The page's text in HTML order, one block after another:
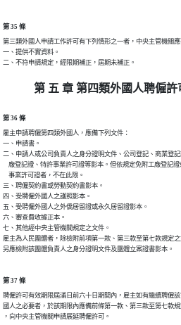
第 35 條
第三類外國人申請工作許可有下列情形之一者，中央主管機關應
一、提供不實資料。
二、不符申請規定，經限期補正，屆期未補正。
第 五 章 第四類外國人聘僱許
第 36 條
雇主申請聘僱第四類外國人，應備下列文件：
一、申請書。
二、申請人或公司負責人之身分證明文件、公司登記、商業登
廠登記證、特許事業許可證等影本。但依規定免附工廠登記
    事業許可證者，不在此限。
三、聘僱契約書或勞動契約書影本。
四、受聘僱外國人之護照影本。
五、受聘僱外國人之外僑居留證或永久居留證影本。
六、審查費收據正本。
七、其他經中央主管機關規定之文件。
雇主為人民團體者，除檢附前項第一款、第三款至第七款規定之
另應檢附該團體負責人之身分證明文件及團體立案證書影本。
第 37 條
聘僱許可有效期限屆滿日前六十日期間內，雇主如有繼續聘僱
國人之必要者，於該期限內應備前條第一款、第三款至第七款
，向中央主管機關申請展延聘僱許可。